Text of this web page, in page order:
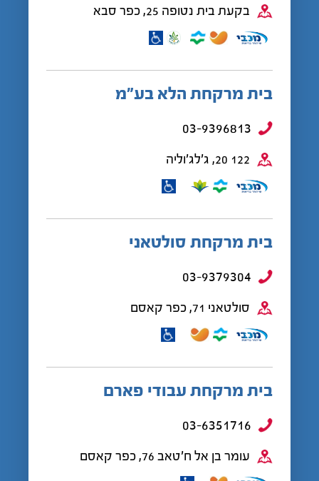
בקעת בית נטופה 25, כפר סבא
בית מרקחת הלא בע”מ
03-9396813
122 20, ג'לג'וליה
בית מרקחת סולטאני
03-9379304
סולטאני 71, כפר קאסם
בית מרקחת עבודי פארם
03-6351716
עומר בן אל ח'טאב 76, כפר קאסם